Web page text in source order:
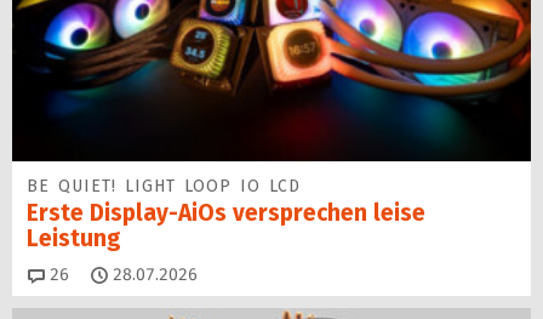
BE QUIET! LIGHT LOOP IO LCD
Erste Display-AiOs versprechen leise
Leistung
26 Kommentare
28.07.2026